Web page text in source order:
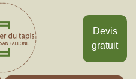
Devis
gratuit